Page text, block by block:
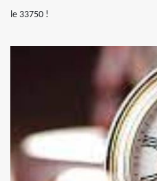
le 33750 !